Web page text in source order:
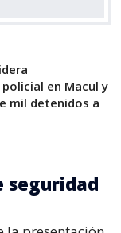
en Macul y
mil detenidos a
seguridad